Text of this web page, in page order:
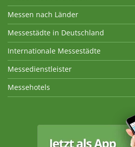
Messen nach Länder
Messestädte in Deutschland
Internationale Messestädte
Messedienstleister
Messehotels